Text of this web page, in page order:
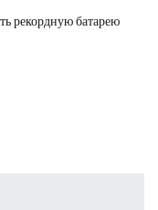
рекордную батарею